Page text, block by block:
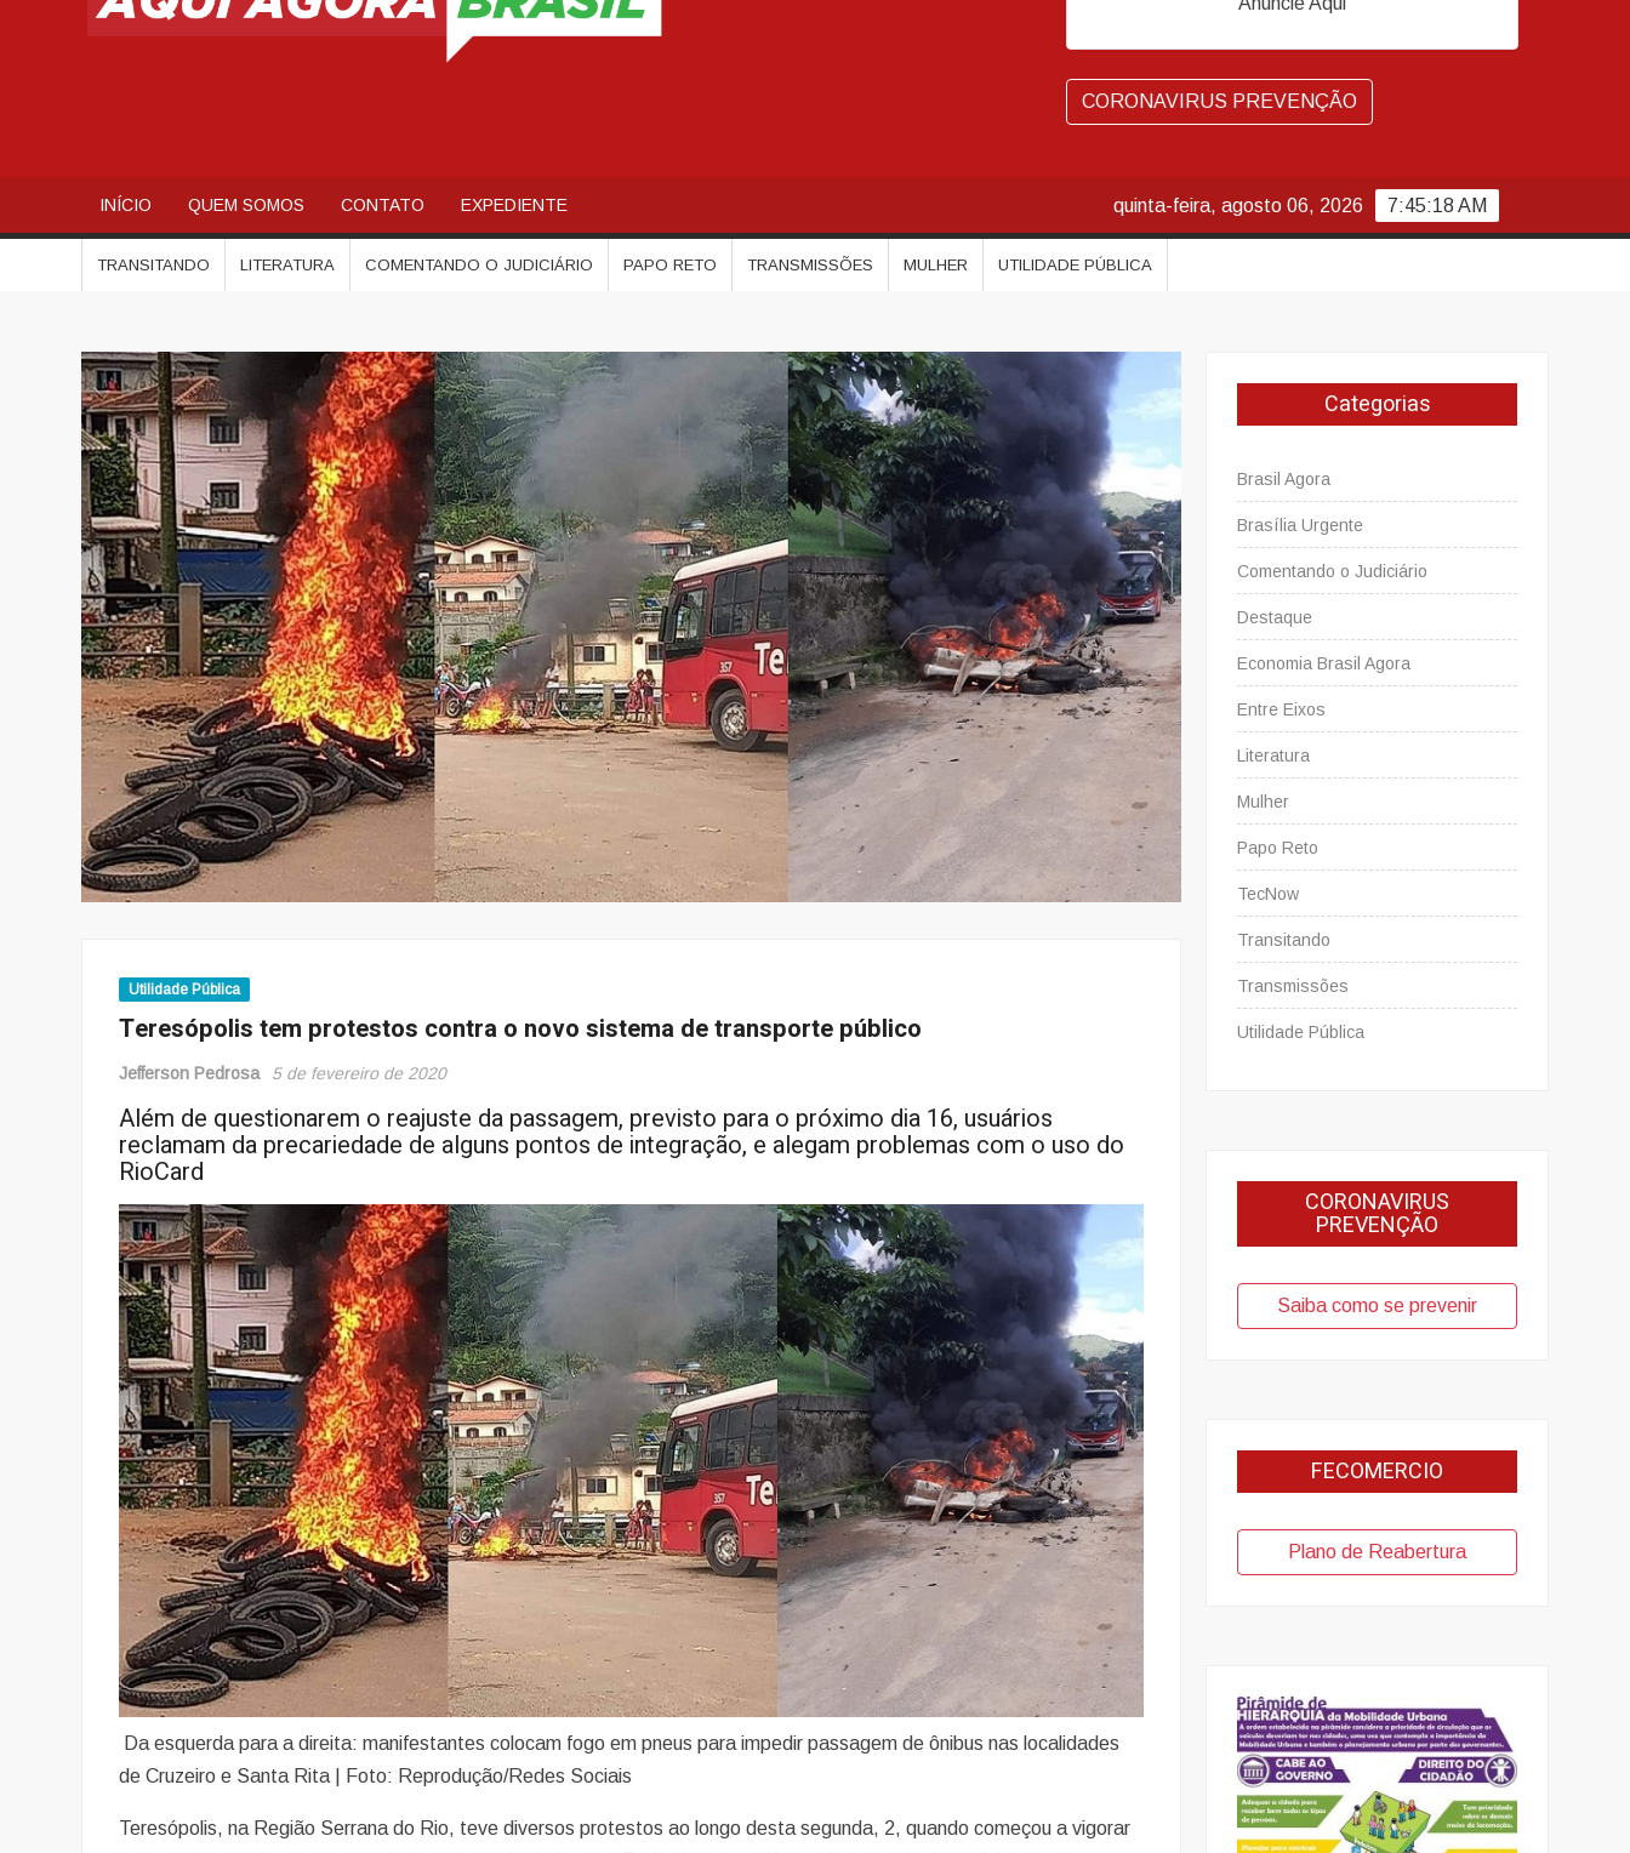
CORONAVIRUS PREVENÇÃO
INÍCIO QUEM SOMOS CONTATO EXPEDIENTE 7:45:19 AM
quinta-feira, agosto 06, 2026
TRANSITANDO LITERATURA COMENTANDO O JUDICIÁRIO PAPO RETO TRANSMISSÕES MULHER UTILIDADE PÚBLICA
Utilidade Pública
Teresópolis tem protestos contra o novo sistema de transporte público
Jefferson Pedrosa 5 de fevereiro de 2020
Além de questionarem o reajuste da passagem, previsto para o próximo dia 16, usuários
reclamam da precariedade de alguns pontos de integração, e alegam problemas com o uso do
RioCard
Da esquerda para a direita: manifestantes colocam fogo em pneus para impedir passagem de ônibus nas localidades
de Cruzeiro e Santa Rita | Foto: Reprodução/Redes Sociais
Teresópolis, na Região Serrana do Rio, teve diversos protestos ao longo desta segunda, 2, quando começou a vigorar
Categorias
Brasil Agora
Brasília Urgente
Comentando o Judiciário
Destaque
Economia Brasil Agora
Entre Eixos
Literatura
Mulher
Papo Reto
TecNow
Transitando
Transmissões
Utilidade Pública
CORONAVIRUS
PREVENÇÃO
Saiba como se prevenir
FECOMERCIO
Plano de Reabertura